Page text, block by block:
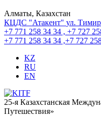
Алматы, Казахстан
КЦДС "Атакент" ул.
+7 771 258 34 34 , +7 727
+7 771 258 34 34 ,+7 727
KZ
RU
EN
25-я Казахстанская
Путешествия»